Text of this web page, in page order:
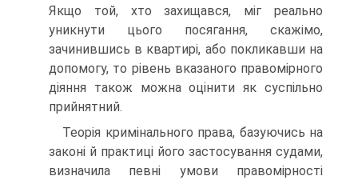
Якщо той, хто захищався, міг реально
уникнути цього посягання, скажімо,
зачинившись в квартирі, або покликавши на
допомогу, то рівень вказаного правомірного
діяння також можна оцінити як суспільно
прийнятний.
Теорія кримінального права, базуючись на
законі й практиці його застосування судами,
визначила певні умови правомірності